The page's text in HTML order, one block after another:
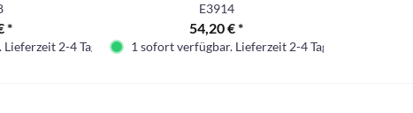
*
2-4 Tage.
E3914
54,20 € *
1 sofort verfügbar. Lieferzeit 2-4 Tage.